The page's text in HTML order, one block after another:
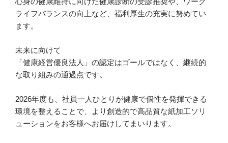
ライフバランスの向上など、福利厚生の充実に努めてい
ます。
未来に向けて
「健康経営優良法人」の認定はゴールではなく、継続的
な取り組みの通過点です。
2026年度も、社員一人ひとりが健康で個性を発揮できる
環境を整えることで、より創造的で高品質な紙加工ソリ
ューションをお客様へお届けしてまいります。